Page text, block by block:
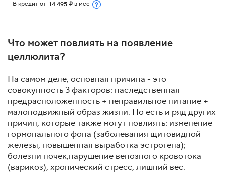
В кредит от 14 495 i в мес
Что может повлиять на появление
целлюлита?
На самом деле, основная причина - это
совокупность 3 факторов: наследственная
предрасположенность + неправильное питание +
малоподвижный образ жизни. Но есть и ряд других
причин, которые также могут повлиять: изменение
гормонального фона (заболевания щитовидной
железы, повышенная выработка эстрогена);
болезни почек,нарушение венозного кровотока
(варикоз), хронический стресс, лишний вес.